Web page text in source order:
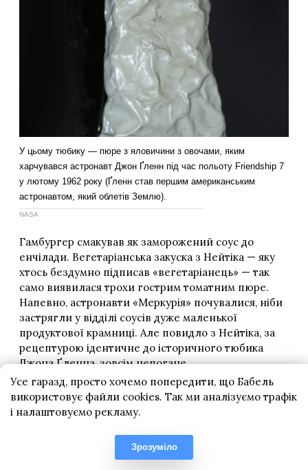
Усе гаразд, просто хочемо попередити, що Бабель
використовує файли cookies. Так ми аналізуємо трафік
і налаштовуємо рекламу.
Зрозуміло